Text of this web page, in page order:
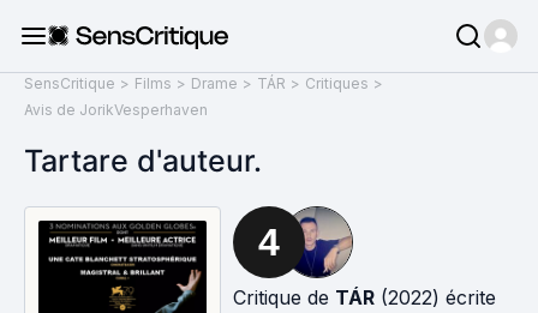
SensCritique > Films > Drame > TÁR > Critiques >
Avis de JorikVesperhaven
Tartare d'auteur.
4
Critique de TÁR (2022) écrite